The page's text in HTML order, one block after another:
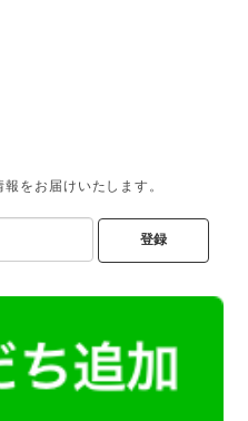
をお届けいたします。
登録